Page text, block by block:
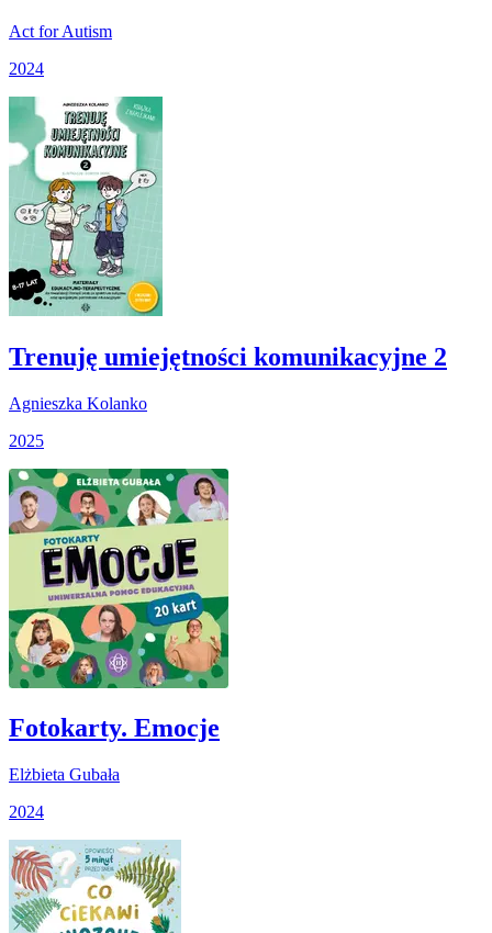
Act for Autism
2024
Trenuję umiejętności komunikacyjne 2
Agnieszka Kolanko
2025
Fotokarty. Emocje
Elżbieta Gubała
2024